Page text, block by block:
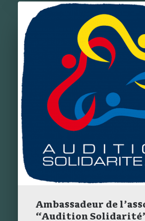
Ambassadeur de
“Audition